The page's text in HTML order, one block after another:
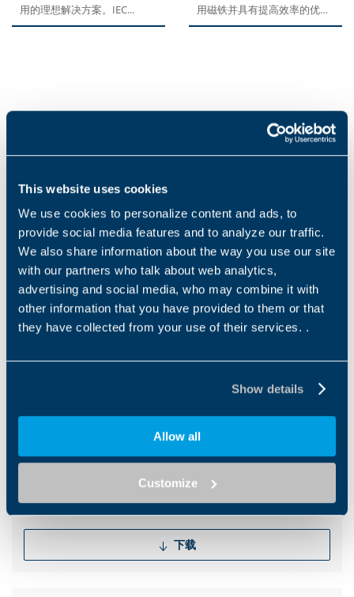
This website uses cookies
We use cookies to personalize content and ads, to
provide social media features and to analyze our traffic.
We also share information about the way you use our site
with our partners who talk about web analytics,
advertising and social media, who may combine it with
other information that you have provided to them or that
they have collected from your use of their services. .
Show details
Allow all
Customize
用的理想解决方案。IEC...
用磁铁并具有提高效率的优
势，因此可以减少总体环境影
Downloads
Category filter
Other files
Brochure IoT
EN IT
下载
Brochure Food & Beverage
下载